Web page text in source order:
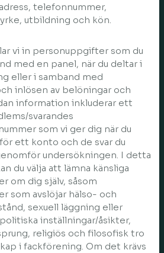
telefonnummer,
utbildning och kön.
vi in personuppgifter som du
med en panel, när du deltar i
eller i samband med
inlösen av belöningar och
information inkluderar ett
svarandes
som vi ger dig när du
ett konto och de svar du
undersökningen. I detta
du välja att lämna känsliga
om dig själv, såsom
som avslöjar hälso- och
sexuell läggning eller
inställningar/åsikter,
religiös och filosofisk tro
i fackförening. Om det krävs